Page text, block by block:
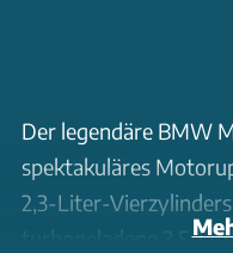
Der legendäre BMW
spektakuläres
2,3-Liter-
turbogeladene 3,5-